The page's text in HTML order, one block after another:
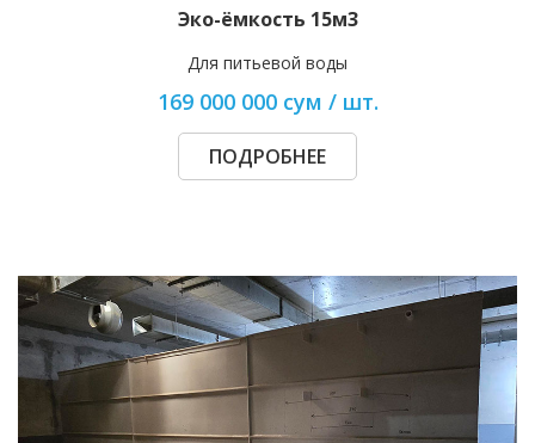
Эко-ёмкость 15м3
Для питьевой воды
169 000 000 сум / шт.
ПОДРОБНЕЕ